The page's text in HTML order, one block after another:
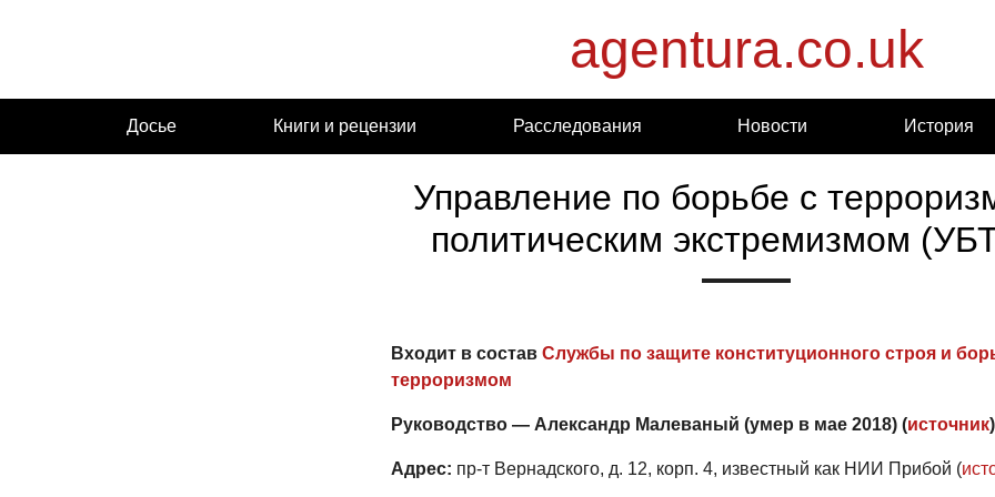
agentura.co.uk
Досье Книги и рецензии Расследования Новости История
Управление по борьбе с
политическим экстремизмом
Входит в состав Службы по защите конституционного строя и
терроризмом
Руководство — Александр Малеваный (умер в мае 2018) (источник)
Адрес: пр-т Вернадского, д. 12, корп. 4, известный как НИИ Прибой (